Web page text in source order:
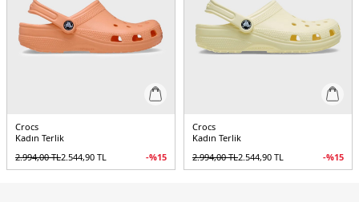
Crocs
Kadın Terlik
2.994,00TL2.544,90 TL -%15
Crocs
Kadın Terlik
2.994,00TL2.544,90 TL -%15